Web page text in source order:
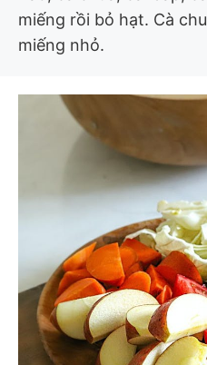
miếng rồi bỏ hạt. Cà
miếng nhỏ.